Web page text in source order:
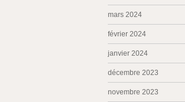
mars 2024
février 2024
janvier 2024
décembre 2023
novembre 2023